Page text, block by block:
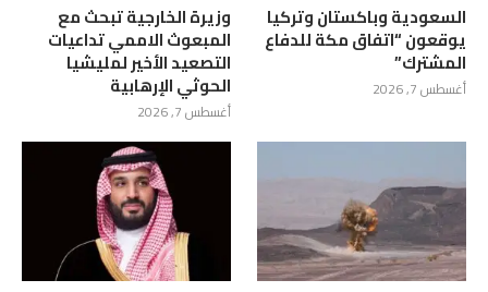
السعودية وباكستان وتركيا
يوقعون “اتفاق مكة للدفاع
المشترك”
أغسطس 7, 2026
وزيرة الخارجية تبحث مع
المبعوث الاممي تداعيات
التصعيد الأخير لمليشيا
الحوثي الإرهابية
أغسطس 7, 2026